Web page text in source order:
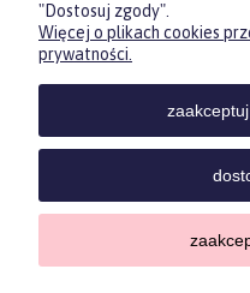
Sklep
Zasubskrybuj nasz
i otrzymaj5% rabatu
Twój email
"Dostosuj zgody".
Więcej o plikach cookies
prywatności.